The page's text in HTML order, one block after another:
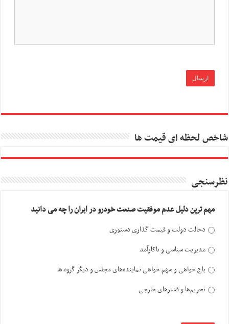
شاخص لحظه ای قیمت ها
نظرسنجی
مهم ترین دلیل عدم موفقیت صنعت خودرو در ایران را چه می دانید
دخالت دولت و قیمت گذاری دستوری
مدیریت سیاسی و ناکارآمد
باج خواهی و سهم خواهی نماینده‌های مجلس و دیگر گروه ها
تحریم‌ها و فشارهای خارجی